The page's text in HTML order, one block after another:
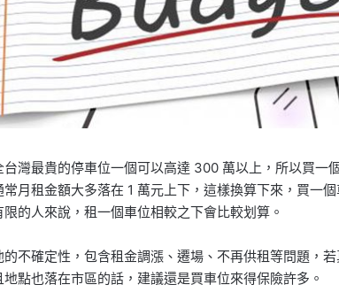
灣最貴的停車位一個可以高達 300 萬以上，所以買一
月租金額大多落在 1 萬元上下，這樣換算下來，買一
的人來說，租一個車位相較之下會比較划算。
不確定性，包含租金調漲、遷場、不再供租等問題，
點也落在市區的話，建議還是買車位來得保險許多。